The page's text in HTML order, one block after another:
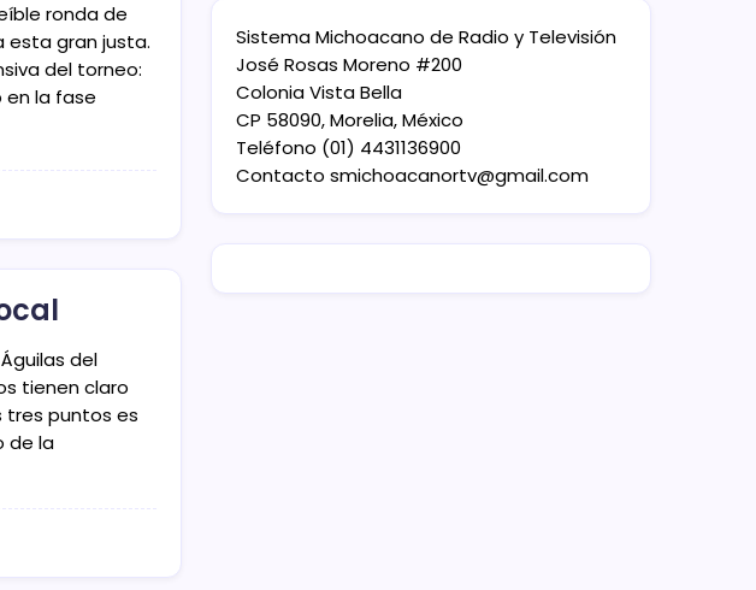
ronda de
esta gran justa.
del torneo:
en la fase
del
tienen claro
tres puntos es
de la
Sistema Michoacano de Radio y Televisión
José Rosas Moreno #200
Colonia Vista Bella
CP 58090, Morelia, México
Teléfono (01) 4431136900
Contacto smichoacanortv@gmail.com